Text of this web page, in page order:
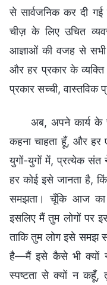
से सार्वजनिक कर दी
चीज़ के लिए उचित
आज्ञाओं की वजह से
और हर प्रकार के
प्रकार सच्ची, वास्तविक
अब, अपने कार्य के
कहना चाहता हूँ, और हर
युगों-युगों में, प्रत्येक
हर कोई इसे जानता है,
समझता। चूँकि आज
इसलिए मैं तुम लोगों पर
ताकि तुम लोग इसे समझ
है—मैं इसे कैसे भी क्यों
स्पष्टता से क्यों न